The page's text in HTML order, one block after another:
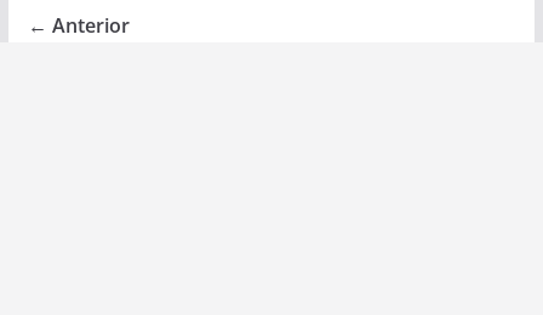
← Anterior